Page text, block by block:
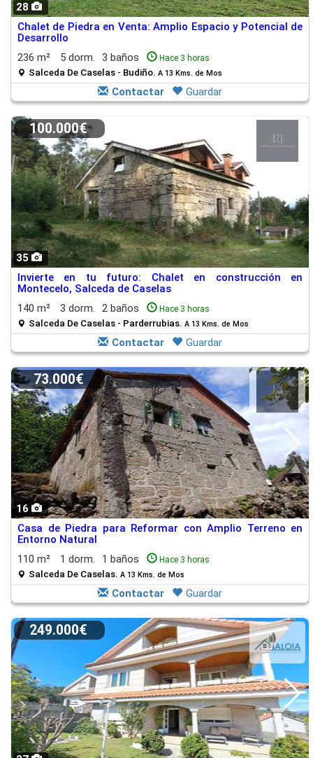
28
Chalet de Piedra en Venta: Amplio Espacio y Potencial de
Desarrollo
236 m²
5 dorm. 3 baños Hace 3 horas
Salceda De Caselas - Budiño. A 13 Kms. de Mos
Contactar Guardar
35
100.000€
Invierte en tu futuro: Chalet en construcción en
Montecelo, Salceda de Caselas
140 m²
3 dorm. 2 baños Hace 3 horas
Salceda De Caselas - Parderrubias. A 13 Kms. de Mos
Contactar Guardar
16
73.000€
Casa de Piedra para Reformar con Amplio Terreno en
Entorno Natural
110 m²
1 dorm. 1 baños Hace 3 horas
Salceda De Caselas. A 13 Kms. de Mos
Contactar Guardar
249.000€